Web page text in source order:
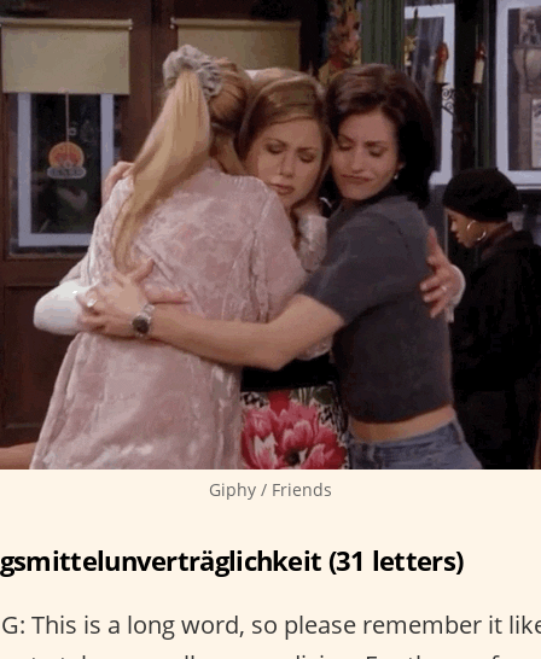
Giphy / Friends
(31 letters)
This is a long word, so please remember it